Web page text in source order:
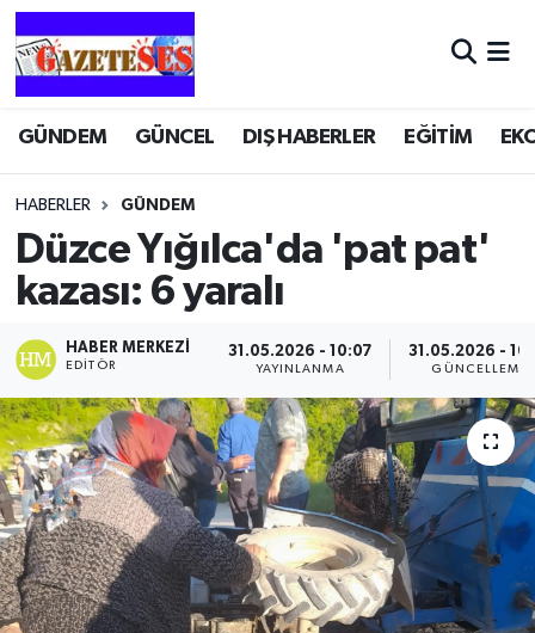
GÜNDEM GÜNCEL DIŞ HABERLER EĞİTİM
HABERLER GÜNDEM
Düzce Yığılca'da 'pat pat'
kazası: 6 yaralı
HABER MERKEZI
EDITÖR
31.05.2026 - 10:07
YAYINLANMA
31.05.2026 -
GÜNCELLEME